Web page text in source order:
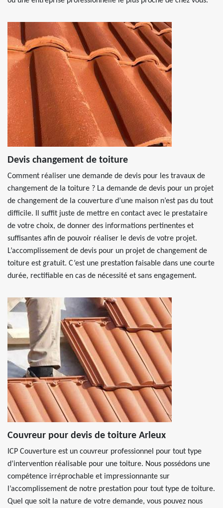
Devis changement de toiture
Comment réaliser une demande de devis pour les travaux de
changement de la toiture ? La demande de devis pour un projet
de changement de la couverture d’une maison n’est pas du tout
difficile. Il suffit juste de mettre en contact avec le prestataire
de votre choix, de donner des informations pertinentes et
suffisantes afin de pouvoir réaliser le devis de votre projet.
L’accomplissement de devis pour un projet de changement de
toiture est gratuit. C’est une prestation faisable dans une courte
durée, rectifiable en cas de nécessité et sans engagement.
Couvreur pour devis de toiture Arleux
ICP Couverture est un couvreur professionnel pour tout type
d’intervention réalisable pour une toiture. Nous possédons une
compétence irréprochable et impressionnante sur
l’accomplissement de notre prestation pour tout type de toiture.
Quel que soit la nature de votre demande, vous pouvez nous